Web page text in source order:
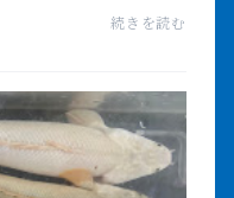
のみの輸入ですエン
続きを読む